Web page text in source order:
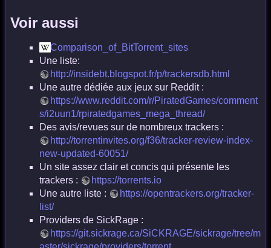
Voir aussi
Comparison_of_BitTorrent_sites
Une liste:
http://insidebt.blogspot.fr/p/trackersdb.html
Une autre dédiée aux jeux sur Reddit :
https://www.reddit.com/r/PiratedGames/comment
s/i2uun1/rpiratedgames_mega_thread/
Des avis/revues sur de nombreux trackers :
http://torrentinvites.org/f36/tracker-review-index-
new-updated-60051/
Un site assez clair et concis qui présente les
trackers :
https://torrents.io
Une autre liste :
https://opentrackers.org/tracker-
list/
Providers de SickRage :
https://git.sickrage.ca/SiCKRAGE/sickrage/tree/m